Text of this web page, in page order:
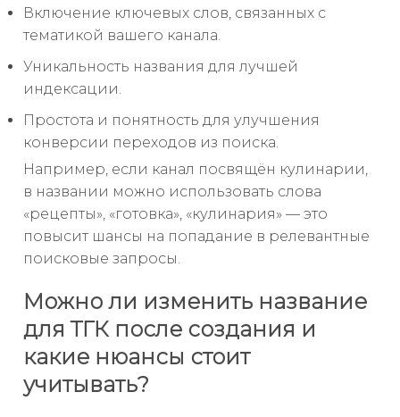
Включение ключевых слов, связанных с
тематикой вашего канала.
Уникальность названия для лучшей
индексации.
Простота и понятность для улучшения
конверсии переходов из поиска.
Например, если канал посвящён кулинарии,
в названии можно использовать слова
«рецепты», «готовка», «кулинария» — это
повысит шансы на попадание в релевантные
поисковые запросы.
Можно ли изменить название
для ТГК после создания и
какие нюансы стоит
учитывать?